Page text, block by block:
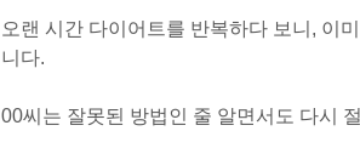
오랜 시간 다이어트를 반복하다 보니, 이
니다.
00씨는 잘못된 방법인 줄 알면서도 다시